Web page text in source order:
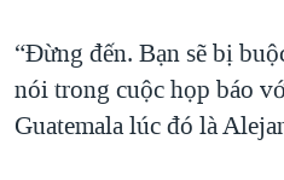
“Đừng đến. Bạn sẽ bị
nói trong cuộc họp báo
Guatemala lúc đó là